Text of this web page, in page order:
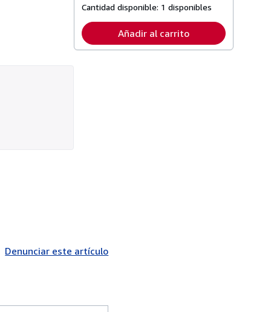
tarifas
envío
Cantidad disponible: 1 disponibles
Añadir al carrito
Denunciar este artículo